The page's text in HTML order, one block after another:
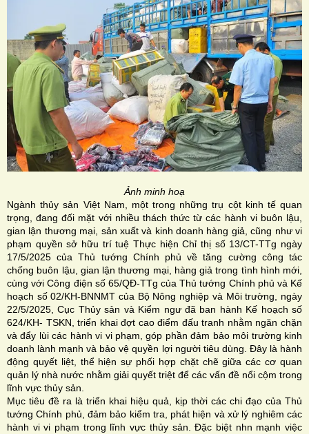
Ảnh minh hoạ
Ngành thủy sản Việt Nam, một trong những trụ cột kinh tế quan
trọng, đang đối mặt với nhiều thách thức từ các hành vi buôn lậu,
gian lận thương mại, sản xuất và kinh doanh hàng giả, cũng như vi
phạm quyền sở hữu trí tuệ Thực hiện Chỉ thị số 13/CT-TTg ngày
17/5/2025 của Thủ tướng Chính phủ về tăng cường công tác
chống buôn lậu, gian lận thương mại, hàng giả trong tình hình mới,
cùng với Công điện số 65/QĐ-TTg của Thủ tướng Chính phủ và Kế
hoạch số 02/KH-BNNMT của Bộ Nông nghiệp và Môi trường, ngày
22/5/2025, Cục Thủy sản và Kiểm ngư đã ban hành Kế hoạch số
624/KH- TSKN, triển khai đợt cao điểm đấu tranh nhằm ngăn chặn
và đẩy lùi các hành vi vi phạm, góp phần đảm bảo môi trường kinh
doanh lành mạnh và bảo vệ quyền lợi người tiêu dùng. Đây là hành
động quyết liệt, thể hiện sự phối hợp chặt chẽ giữa các cơ quan
quản lý nhà nước nhằm giải quyết triệt để các vấn đề nổi cộm trong
lĩnh vực thủy sản.
Mục tiêu đề ra là triển khai hiệu quả, kịp thời các chi đạo của Thủ
tướng Chính phủ, đảm bảo kiểm tra, phát hiện và xử lý nghiêm các
hành vi vi phạm trong lĩnh vực thủy sản. Đặc biệt nhn mạnh việc